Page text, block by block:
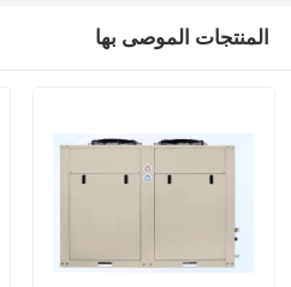
المنتجات الموصى بها